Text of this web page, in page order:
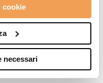
tua posizione
di qualche
cookie
necessari